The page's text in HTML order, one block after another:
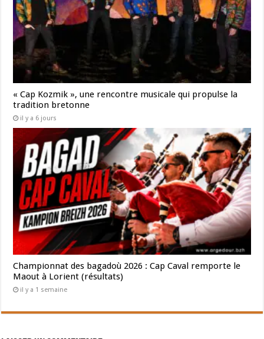
« Cap Kozmik », une rencontre musicale qui propulse la
tradition bretonne
il y a 6 jours
Championnat des bagadoù 2026 : Cap Caval remporte le
Maout à Lorient (résultats)
il y a 1 semaine